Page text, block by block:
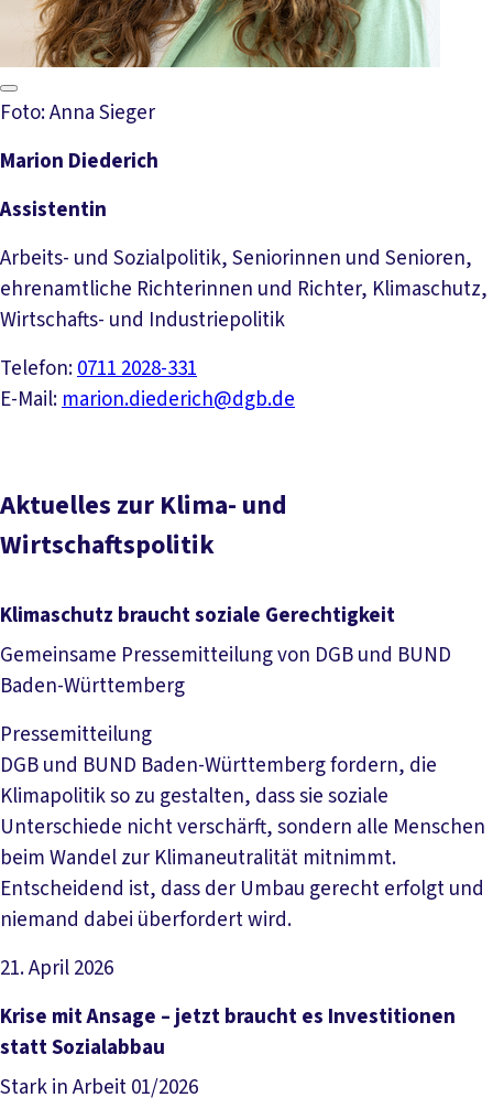
Foto: Anna Sieger
Marion Diederich
Assistentin
Arbeits- und Sozialpolitik, Seniorinnen und Senioren,
ehrenamtliche Richterinnen und Richter, Klimaschutz,
Wirtschafts- und Industriepolitik
Telefon:0711 2028-331
E-Mail:marion.diederich@dgb.de
Aktuelles zur Klima- und
Wirtschaftspolitik
Klimaschutz braucht soziale Gerechtigkeit
Gemeinsame Pressemitteilung von DGB und BUND
Baden-Württemberg
Pressemitteilung
DGB und BUND Baden-Württemberg fordern, die
Klimapolitik so zu gestalten, dass sie soziale
Unterschiede nicht verschärft, sondern alle Menschen
beim Wandel zur Klimaneutralität mitnimmt.
Entscheidend ist, dass der Umbau gerecht erfolgt und
niemand dabei überfordert wird.
21. April 2026
Artikel lesen
Krise mit Ansage – jetzt braucht es Investitionen
statt Sozialabbau
Stark in Arbeit 01/2026